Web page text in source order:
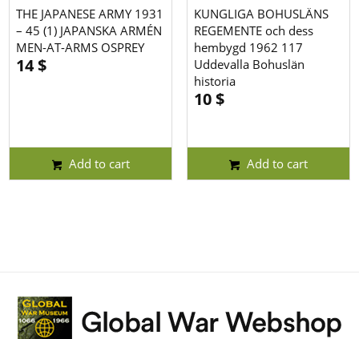
THE JAPANESE ARMY 1931
– 45 (1) JAPANSKA ARMÉN
MEN-AT-ARMS OSPREY
14$
Add to cart
KUNGLIGA BOHUSLÄNS
REGEMENTE och dess
hembygd 1962 117
Uddevalla Bohuslän
historia
10$
Add to cart